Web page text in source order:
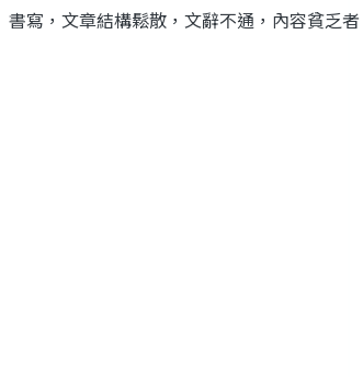
寫，文章結構鬆散，文辭不通，內容貧乏者